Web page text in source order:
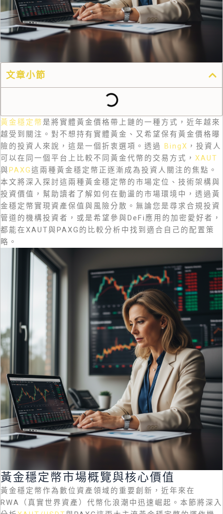
文章小節
黃金穩定幣 是將實體黃金價格帶上鏈的一種方式，近年越來
越受到關注。對不想持有實體黃金、又希望保有黃金價格曝
險的投資人來說，這是一個折衷選項。透過 BingX ，投資人
可以在同一個平台上比較不同黃金代幣的交易方式， XAUT
與PAXG這兩種黃金穩定幣正逐漸成為投資人關注的焦點。
本文將深入探討這兩種黃金穩定幣的市場定位、技術架構與
投資價值，幫助讀者了解如何在動盪的市場環境中，透過黃
金穩定幣實現資產保值與風險分散。無論您是尋求合規投資
管道的機構投資者，或是希望參與DeFi應用的加密愛好者，
都能在XAUT與PAXG的比較分析中找到適合自己的配置策
略。
黃金穩定幣市場概覽與核心價值
黃金穩定幣作為數位資產領域的重要創新，近年來在
RWA（真實世界資產）代幣化浪潮中迅速崛起。本節將深入